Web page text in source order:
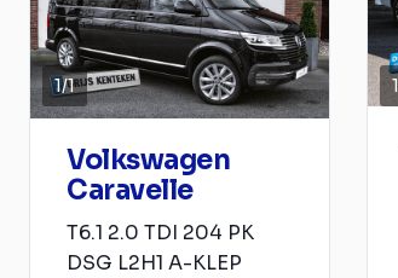
1/1
Volkswagen
Caravelle
T6.1 2.0 TDI 204 PK
DSG L2H1 A-KLEP
1